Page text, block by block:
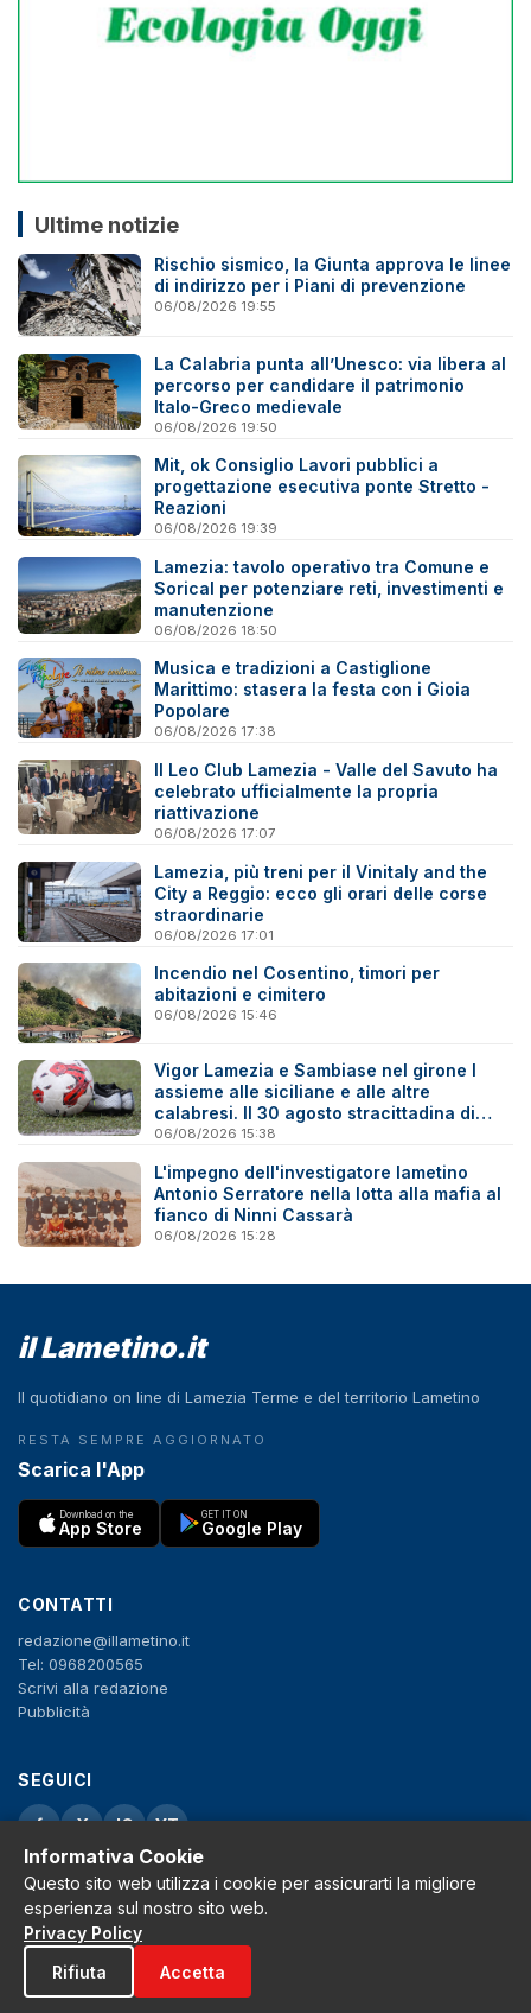
Ultime notizie
Rischio sismico, la Giunta approva le linee
di indirizzo per i Piani di prevenzione
06/08/2026 19:55
La Calabria punta all’Unesco: via libera al
percorso per candidare il patrimonio
Italo-Greco medievale
06/08/2026 19:50
Mit, ok Consiglio Lavori pubblici a
progettazione esecutiva ponte Stretto -
Reazioni
06/08/2026 19:39
Lamezia: tavolo operativo tra Comune e
Sorical per potenziare reti, investimenti e
manutenzione
06/08/2026 18:50
Musica e tradizioni a Castiglione
Marittimo: stasera la festa con i Gioia
Popolare
06/08/2026 17:38
Il Leo Club Lamezia - Valle del Savuto ha
celebrato ufficialmente la propria
riattivazione
06/08/2026 17:07
Lamezia, più treni per il Vinitaly and the
City a Reggio: ecco gli orari delle corse
straordinarie
06/08/2026 17:01
Incendio nel Cosentino, timori per
abitazioni e cimitero
06/08/2026 15:46
Vigor Lamezia e Sambiase nel girone I
assieme alle siciliane e alle altre
calabresi. Il 30 agosto stracittadina di
Coppa Italia
06/08/2026 15:38
L'impegno dell'investigatore lametino
Antonio Serratore nella lotta alla mafia al
fianco di Ninni Cassarà
06/08/2026 15:28
il Lametino.it
Il quotidiano on line di Lamezia Terme e del territorio Lametino
RESTA SEMPRE AGGIORNATO
Scarica l'App
Download on the
App Store
GET IT ON
Google Play
CONTATTI
redazione@illametino.it
Tel: 0968200565
Scrivi alla redazione
Pubblicità
SEGUICI
f X IG YT
Privacy Policy
Cookie Policy
Note legali
La Redazione
Informativa Cookie
Questo sito web utilizza i cookie per assicurarti la migliore
esperienza sul nostro sito web.
Privacy Policy
Rifiuta
Accetta